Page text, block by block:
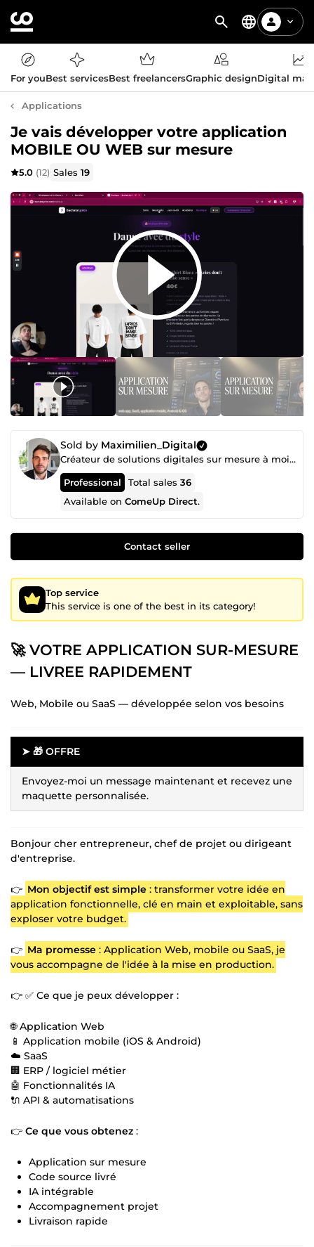
For youBest servicesBest freelancersGraphic designDigital
Applications
Je vais développer votre application
MOBILE OU WEB sur mesure
5.0 (12) Sales19
Sold by Maximilien_Digital
Créateur de solutions digitales sur mesure à moindre coûts.
Professional Total sales36
Available onComeUp Direct.
Contact seller
Top service
This service is one of the best in its category!
🚀 VOTRE APPLICATION SUR-MESURE
— LIVREE RAPIDEMENT
Web, Mobile ou SaaS — développée selon vos besoins
➤ 🎁 OFFRE
Envoyez-moi un message maintenant et recevez une
maquette personnalisée.
Bonjour cher entrepreneur, chef de projet ou dirigeant
d'entreprise.
👉 Mon objectif est simple: transformer votre idée en
application fonctionnelle, clé en main et exploitable, sans
exploser votre budget.
👉 Ma promesse: Application Web, mobile ou SaaS, je
vous accompagne de l'idée à la mise en production.
👉 ✅ Ce que je peux développer :
🌐 Application Web
📱 Application mobile (iOS & Android)
☁️ SaaS
🏢 ERP / logiciel métier
🤖 Fonctionnalités IA
🔌 API & automatisations
👉 Ce que vous obtenez :
Application sur mesure
Code source livré
IA intégrable
Accompagnement projet
Livraison rapide